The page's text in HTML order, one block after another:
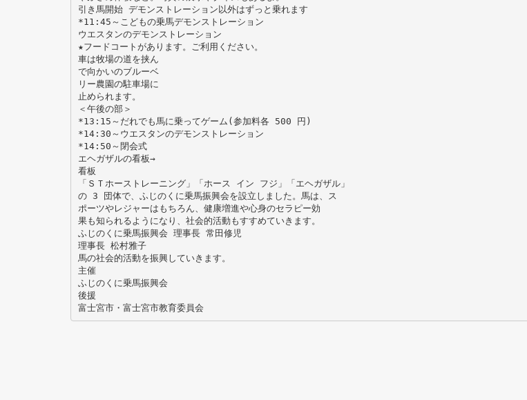
引き馬開始 デモンストレーション以外はずっと乗れます
*11:45～こどもの乗馬デモンストレーション
ウエスタンのデモンストレーション
★フードコートがあります。ご利用ください。
車は牧場の道を挟ん
で向かいのブルーベ
リー農園の駐車場に
止められます。
＜午後の部＞
*13:15～だれでも馬に乗ってゲーム(参加料各 500 円)
*14:30～ウエスタンのデモンストレーション
*14:50～閉会式
エヘガザルの看板→
看板
「ＳＴホーストレーニング」「ホース イン フジ」「エヘガザル」
の 3 団体で、ふじのくに乗馬振興会を設立しました。馬は、ス
ポーツやレジャーはもちろん、健康増進や心身のセラピー効
果も知られるようになり、社会的活動もすすめていきます。
ふじのくに乗馬振興会 理事長 常田修児
理事長 松村雅子
馬の社会的活動を振興していきます。
主催
ふじのくに乗馬振興会
後援